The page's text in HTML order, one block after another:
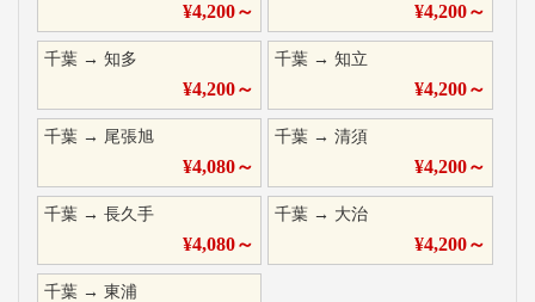
¥4,200～ ¥4,200～
千葉 → 知多
¥4,200～
千葉 →知立
¥4,200～
千葉 → 尾張旭
¥4,080～
千葉 →清須
¥4,200～
千葉 → 長久手
¥4,080～
千葉 → 大治
¥4,200～
千葉 → 東浦